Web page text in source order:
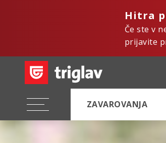
Hitra
Če ste v
prijavite
ZAVAROVANJA